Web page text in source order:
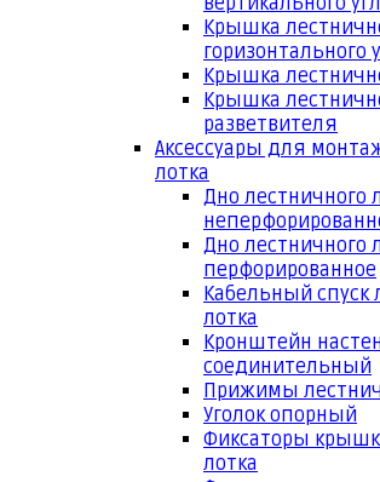
Крышка
горизонтального
Крышка
Крышка
разветвителя
Аксессуары для
лотка
Дно лестничного
Дно лестничного
перфорированное
Кабельный спуск
лотка
Кронштейн
соединительный
Прижимы
Уголок опорный
Фиксаторы
лотка